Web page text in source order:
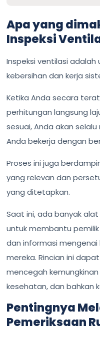
Apa yang
Inspeksi
Inspeksi ventilasi
kebersihan dan kerja
Ketika Anda secara
perhitungan langsung
sesuai, Anda akan
Anda bekerja dengan
Proses ini juga
yang relevan dan
yang ditetapkan.
Saat ini, ada banyak
untuk membantu
dan informasi
mereka. Rincian ini
mencegah
kesehatan, dan bahkan
Pentingnya
Pemeriksaan